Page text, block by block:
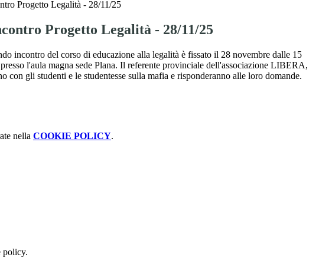
Progetto Legalità - 28/11/25
Progetto Legalità - 28/11/25
incontro del corso di educazione alla legalità è fissato il 28 novembre dalle 15
l'aula magna sede Plana. Il referente provinciale dell'associazione LIBERA,
gli studenti e le studentesse sulla mafia e risponderanno alle loro domande.
nella COOKIE POLICY.
policy.